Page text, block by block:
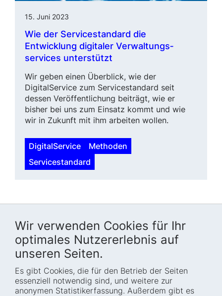
Wir verwenden Cookies für Ihr
optimales Nutzererlebnis auf
unseren Seiten.
Es gibt Cookies, die für den Betrieb der Seiten
essenziell notwendig sind, und weitere zur
anonymen Statistikerfassung. Außerdem gibt es
15. Juni 2023
Wie der Servicestandard die
Entwicklung digitaler Verwal­tungs­
services unterstützt
Wir geben einen Überblick, wie der
DigitalService zum Servicestandard seit
dessen Veröffentlichung bei­trägt, wie er
bisher bei uns zum Ein­satz kommt und wie
wir in Zukunft mit ihm arbeiten wollen.
DigitalService
Methoden
Servicestandard
Startseite
Wer wir sind
Blog
Presse